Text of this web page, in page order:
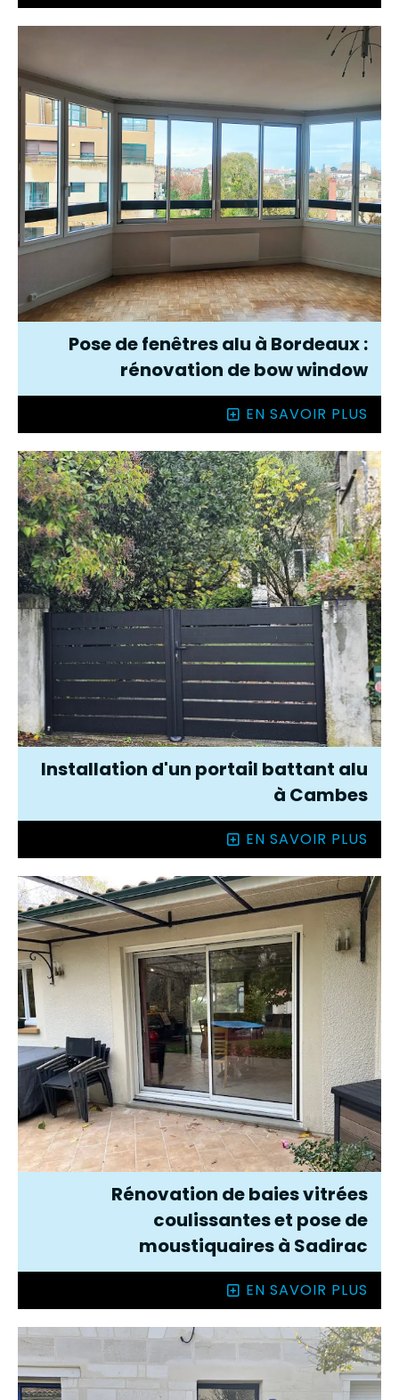
Pose de fenêtres alu à Bordeaux :
rénovation de bow window
EN SAVOIR PLUS
Installation d'un portail battant alu
à Cambes
EN SAVOIR PLUS
Rénovation de baies vitrées
coulissantes et pose de
moustiquaires à Sadirac
EN SAVOIR PLUS